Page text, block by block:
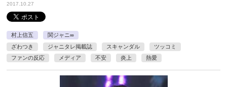
2017.10.27
村上信五
関ジャニ∞
ざわつき
ジャニタレ掲載誌 スキャンダル
ツッコミ
ファンの反応
メディア 不安 炎上 熱愛